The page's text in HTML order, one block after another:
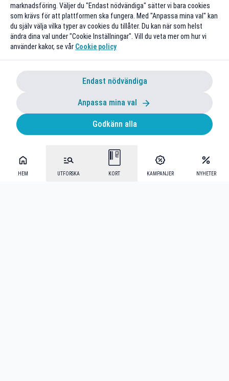
HEM UTFORSKA KORT KAMPANJER NYHETER
marknadsföring. Väljer du "Endast nödvändiga" sätter vi bara cookies
som krävs för att plattformen ska fungera. Med "Anpassa mina val" kan
du själv välja vilka typer av cookies du tillåter. Du kan när som helst
ändra dina val under "Cookie Inställningar". Vill du veta mer om hur vi
använder kakor, se vår Cookie policy
Endast nödvändiga
Anpassa mina val
Godkänn alla